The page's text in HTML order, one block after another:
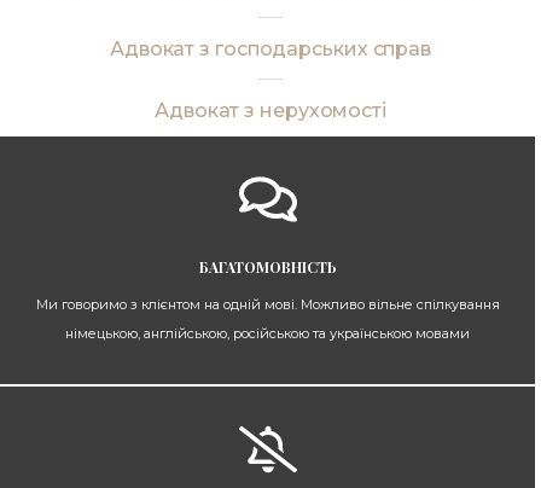
Адвокат з господарських справ
Адвокат з нерухомості
БАГАТОМОВНІСТЬ
Ми говоримо з клієнтом на одній мові. Можливо вільне спілкування
німецькою, англійською, російською та українською мовами